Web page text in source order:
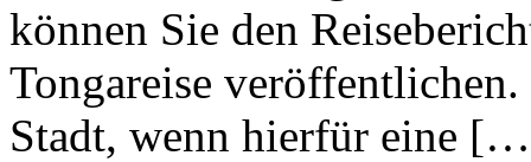
können Sie den
Tongareise
Stadt, wenn hierfür eine